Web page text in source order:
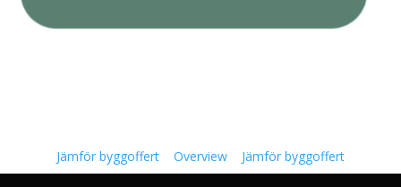
Jämför byggoffert Overview Jämför byggoffert